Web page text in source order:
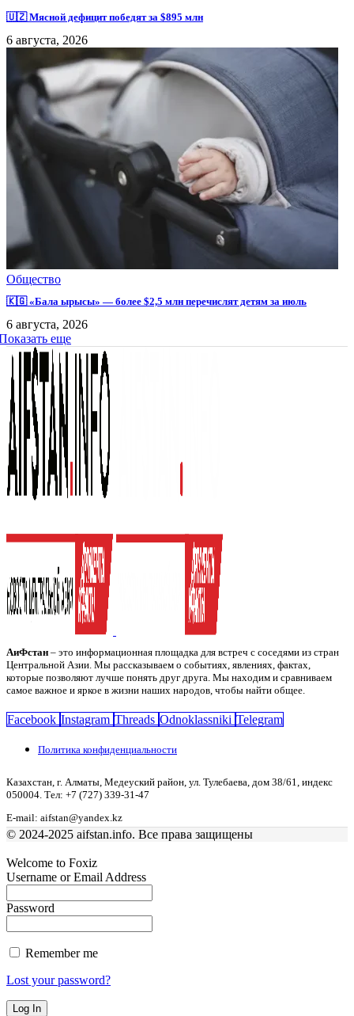
🇺🇿 Мясной дефицит победят за $895 млн
6 августа, 2026
Общество
🇰🇬 «Бала ырысы» — более $2,5 млн перечислят детям за июль
6 августа, 2026
еще
АиФстан – это информационная площадка для встреч с соседями из стран
Центральной Азии. Мы рассказываем о событиях, явлениях, фактах,
которые позволяют лучше понять друг друга. Мы находим и сравниваем
самое важное и яркое в жизни наших народов, чтобы найти общее.
Facebook Instagram Threads Odnoklassniki Telegram
Политика конфиденциальности
Казахстан, г. Алматы, Медеуский район, ул. Тулебаева, дом 38/61, индекс
050004. Тел: +7 (727) 339-31-47
E-mail: aifstan@yandex.kz
© 2024-2025 aifstan.info. Все права защищены
Welcome to Foxiz
Username or Email Address
Password
Remember me
Lost your password?